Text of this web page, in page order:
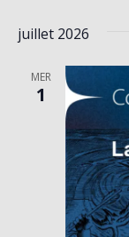
juillet 2026
MER
1